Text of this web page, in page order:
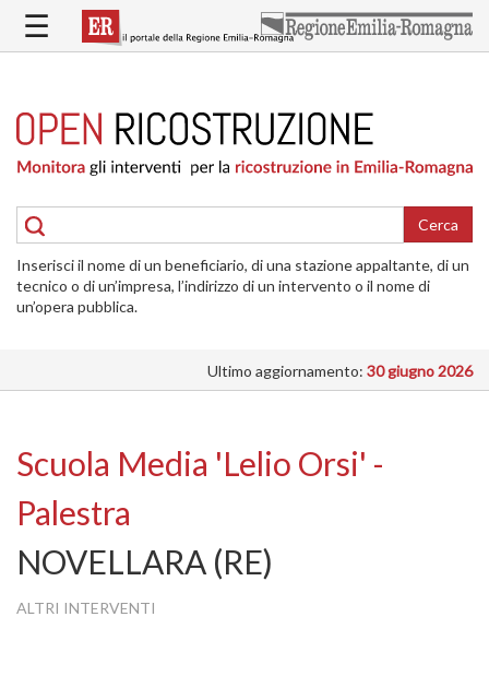
contenuto
RICOSTRUZIONE
PUBBLICA
DELLE
ABITAZIONI
RICOSTRUZIONE
ATTIVITÀ
INTERVENTI
SI
☰
Cerca
Inserisci il nome di un beneficiario, di una stazione appaltante, di un
tecnico o di un’impresa, l’indirizzo di un intervento o il nome di
un’opera pubblica.
Ultimo aggiornamento: 30 giugno 2026
Scuola Media 'Lelio Orsi' -
Palestra
NOVELLARA (RE)
ALTRI INTERVENTI